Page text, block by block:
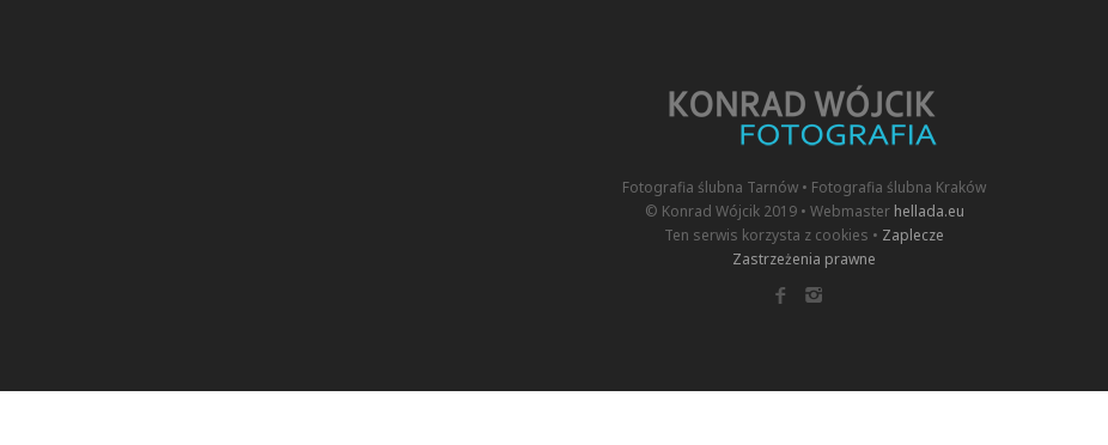
Fotografia ślubna Tarnów • Fotografia ślubna Kraków
© Konrad Wójcik 2019 • Webmaster hellada.eu
Ten serwis korzysta z cookies • Zaplecze
Zastrzeżenia prawne